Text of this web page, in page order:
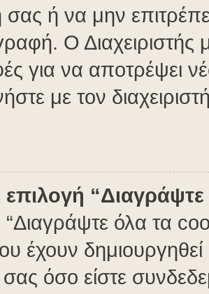
σας ή να μην
Ο Διαχειριστής
για να αποτρέψει
με τον
επιλογή
όλα τα
έχουν
σας όσο είστε